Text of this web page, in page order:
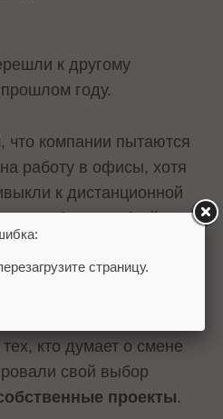
к другому
году.
что компании пытаются
работу в офисы, хотя
к дистанционной
работа и гибкий
месте по важности
тех, кто думает о смене
свой выбор
проекты.
страницу.